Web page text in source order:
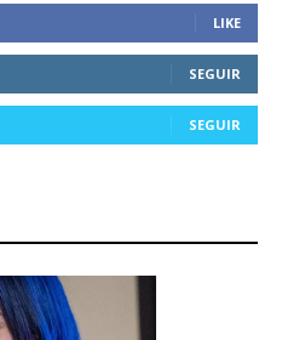
LIKE
SEGUIR
SEGUIR